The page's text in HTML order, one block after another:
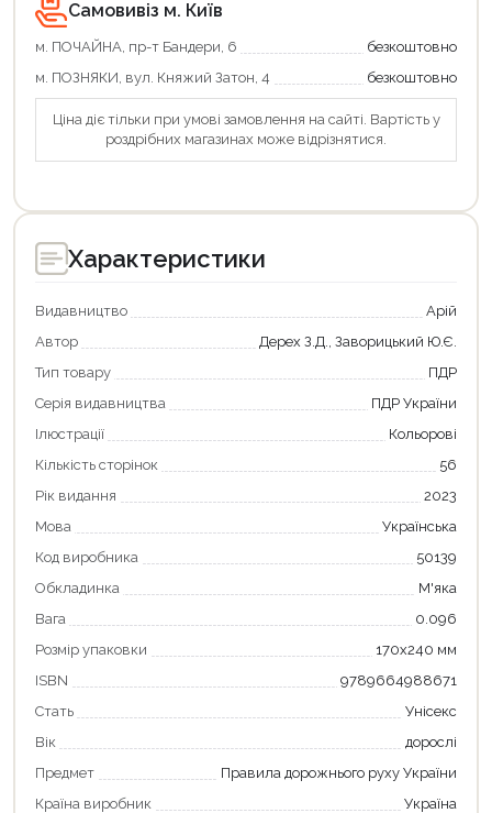
Самовивіз м. Київ
м. ПОЧАЙНА, пр-т Бандери, 6
безкоштовно
м. ПОЗНЯКИ, вул. Княжий Затон, 4
безкоштовно
Ціна діє тільки при умові замовлення на сайті. Вартість у
роздрібних магазинах може відрізнятися.
Характеристики
Видавництво
Арій
Автор
Дерех З.Д., Заворицький Ю.Є.
Тип товару
ПДР
Серія видавництва
ПДР України
Ілюстрації
Кольорові
Кількість сторінок
56
Рік видання
2023
Мова
Українська
Код виробника
50139
Обкладинка
М'яка
Вага
0.096
Розмір упаковки
170x240 мм
ISBN
9789664988671
Стать
Унісекс
Вік
дорослі
Предмет
Правила дорожнього руху України
Країна виробник
Україна